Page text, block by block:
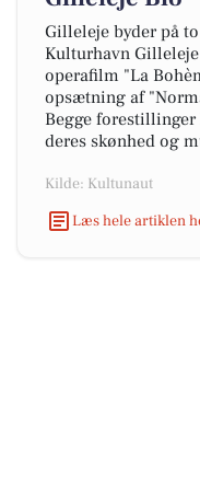
Gilleleje byder på
Kulturhavn
operafilm "La
opsætning af
Begge
deres skønhed og
Kilde: Kultunaut
Læs hele artiklen